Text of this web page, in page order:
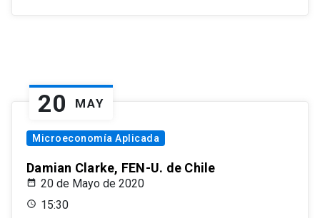
20 MAY
Microeconomía Aplicada
Damian Clarke, FEN-U. de Chile
20 de Mayo de 2020
15:30